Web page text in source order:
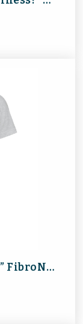
Herre “Har du prøvd Pilates?” FibroNorge